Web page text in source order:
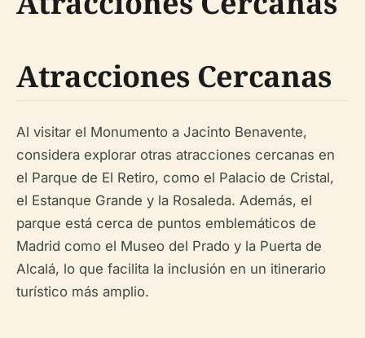
Atracciones Cercanas
Al visitar el Monumento a Jacinto Benavente,
considera explorar otras atracciones cercanas en
el Parque de El Retiro, como el Palacio de Cristal,
el Estanque Grande y la Rosaleda. Además, el
parque está cerca de puntos emblemáticos de
Madrid como el Museo del Prado y la Puerta de
Alcalá, lo que facilita la inclusión en un itinerario
turístico más amplio.